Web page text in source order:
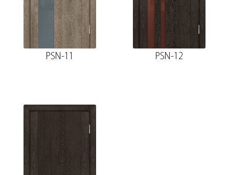
PSN-11 PSN-12